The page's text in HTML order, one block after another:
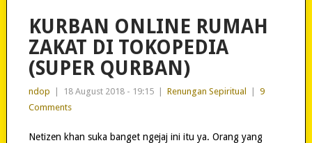
KURBAN ONLINE RUMAH
ZAKAT DI TOKOPEDIA
(SUPER QURBAN)
ndop 18 August 2018 - 19:15 Renungan Sepiritual
9
Comments
Netizen khan suka banget ngejaj ini itu ya. Orang yang